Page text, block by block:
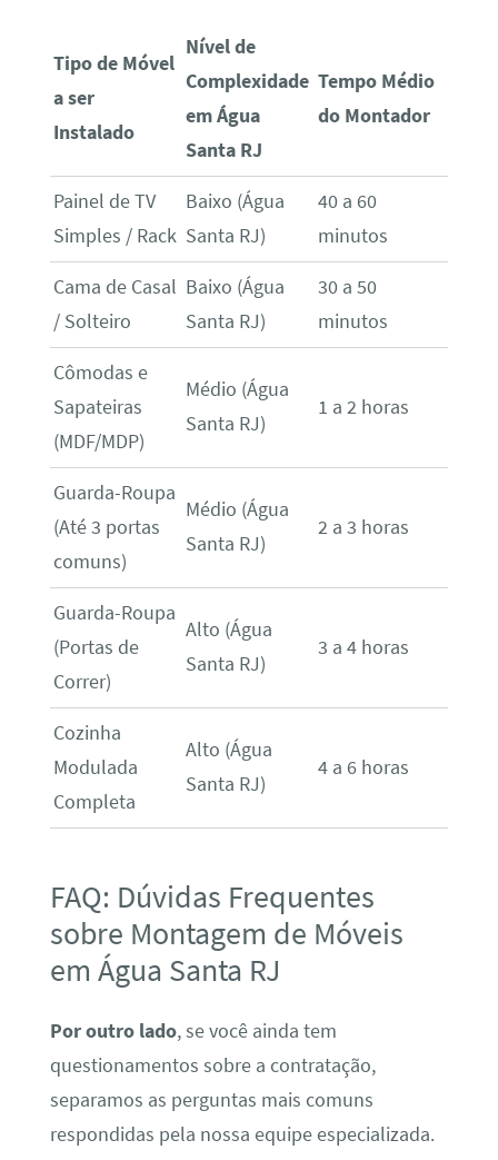
Tipo de Móvel
a ser
Instalado
Nível de
Complexidade
em Água
Santa RJ
Tempo Médio
do Montador
Painel de TV
Simples / Rack
Baixo (Água
Santa RJ)
40 a 60
minutos
Cama de Casal
/ Solteiro
Baixo (Água
Santa RJ)
30 a 50
minutos
Cômodas e
Sapateiras
(MDF/MDP)
Médio (Água
Santa RJ)
1 a 2 horas
Guarda-Roupa
(Até 3 portas
comuns)
Médio (Água
Santa RJ)
2 a 3 horas
Guarda-Roupa
(Portas de
Correr)
Alto (Água
Santa RJ)
3 a 4 horas
Cozinha
Modulada
Completa
Alto (Água
Santa RJ)
4 a 6 horas
FAQ: Dúvidas Frequentes
sobre Montagem de Móveis
em Água Santa RJ
Por outro lado, se você ainda tem
questionamentos sobre a contratação,
separamos as perguntas mais comuns
respondidas pela nossa equipe especializada.